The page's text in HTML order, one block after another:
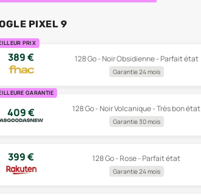
PIXEL 9
PRIX
389€ 128 Go - Noir Obsidienne - Parfait état
Garantie 24 mois
GARANTIE
409€ 128 Go - Noir Volcanique - Très bon état
Garantie 30 mois
399€ 128 Go - Rose - Parfait état
Garantie 24 mois